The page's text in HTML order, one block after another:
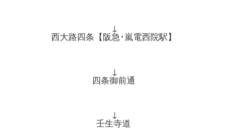
↓
西大路四条【阪急･嵐電西院駅】
↓
四条御前通
↓
壬生寺道